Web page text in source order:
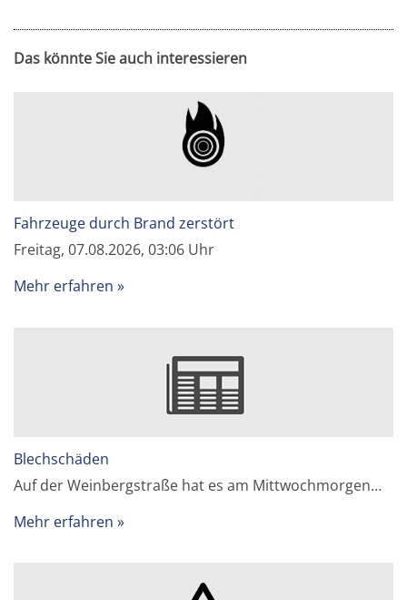
Das könnte Sie auch interessieren
Fahrzeuge durch Brand zerstört
Freitag, 07.08.2026, 03:06 Uhr
Mehr erfahren
Blechschäden
Auf der Weinbergstraße hat es am Mittwochmorgen…
Mehr erfahren